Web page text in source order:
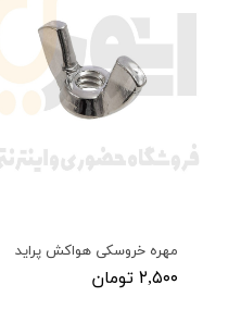
مهره خروسکی هواکش پراید
۲,۵۰۰ تومان